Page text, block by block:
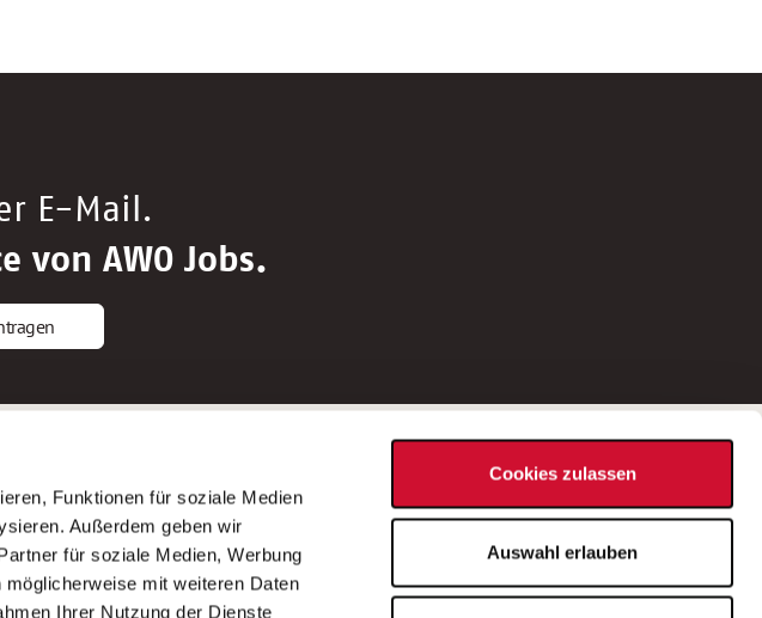
Funktionen für soziale Medien
Außerdem geben wir
für soziale Medien, Werbung
mit weiteren Daten
Ihrer Nutzung der Dienste
Cookies zulassen
Auswahl erlauben
E-Mail.
von AWO Jobs.
Gliederungen nach Bundesland
nach Bundesländern
Bei Fragen zu einer Stellenausschreibung
wenden Sie sich bitte an die*den in der
Stellenausschreibung genannte*n